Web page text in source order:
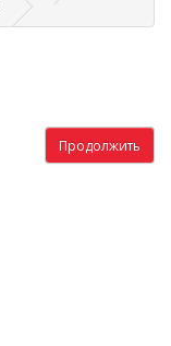
Продолжить